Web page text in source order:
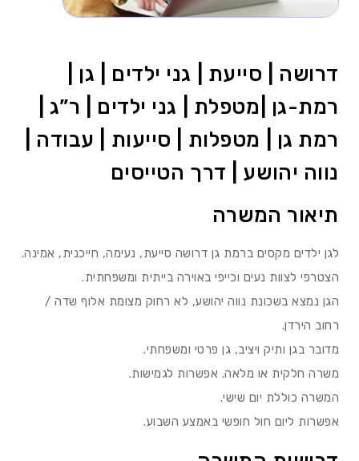
דרושה | סייעת | גני ילדים | גן |
רמת-גן |מטפלת | גני ילדים | ר”ג |
רמת גן | מטפלות | סייעות | עבודה |
נווה יהושע | דרך הטייסים
תיאור המשרה
לגן ילדים מקסים ברמת גן דרושה סייעת, נעימה, חייכנית, אמינה.
הצטרפי לצוות נעים וכייפי באוירה בייתית ומשפחתית.
הגן נמצא בשכונת נווה יהושע, לא רחוק מצומת אלוף שדה /
רחוב הירדן.
מדובר בגן ותיק ויציב, גן פרטי ומשפחתי.
משרה חלקית או מלאה. אפשרות לגמישות.
המשרה כוללת יום שישי.
אפשרות ליום חול חופשי באמצע השבוע.